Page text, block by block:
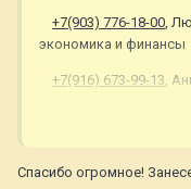
+7(903) 776-18-00,
экономика и финансы
+7(916) 673-99-13,
Спасибо огромное!